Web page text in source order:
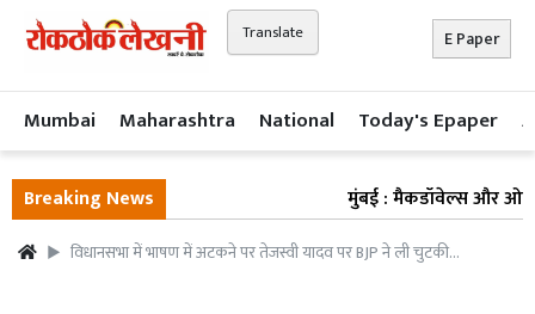
Translate E Paper
Mumbai Maharashtra National Today's Epaper
Breaking News मुंबई : मैकडॉवेल्स और ओल्ड
विधानसभा में भाषण में अटकने पर तेजस्वी यादव पर BJP ने ली चुटकी…